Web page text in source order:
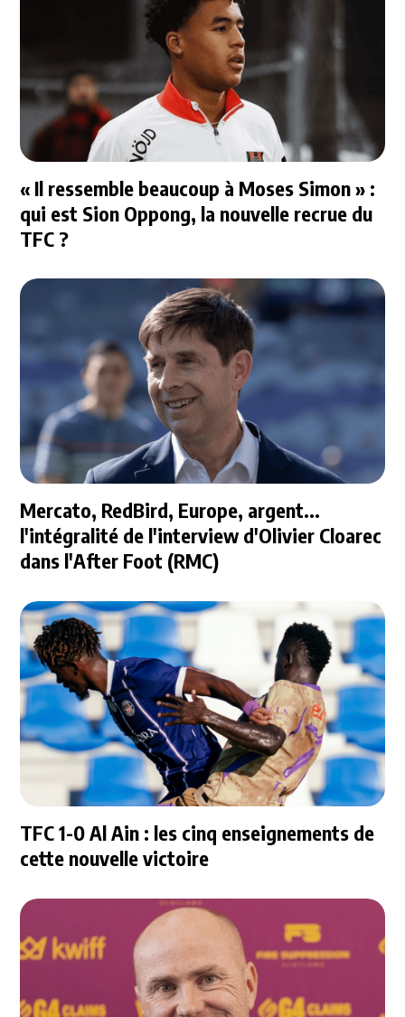
« Il ressemble beaucoup à Moses Simon » :
qui est Sion Oppong, la nouvelle recrue du
TFC ?
Mercato, RedBird, Europe, argent...
l'intégralité de l'interview d'Olivier Cloarec
dans l'After Foot (RMC)
TFC 1-0 Al Ain : les cinq enseignements de
cette nouvelle victoire